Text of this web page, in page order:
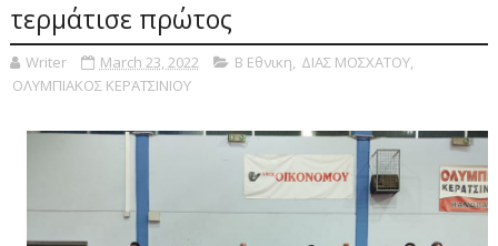
τερμάτισε πρώτος
Writer March 23, 2022 Β Εθνικη, ΔΙΑΣ ΜΟΣΧΑΤΟΥ,
ΟΛΥΜΠΙΑΚΟΣ ΚΕΡΑΤΣΙΝΙΟΥ